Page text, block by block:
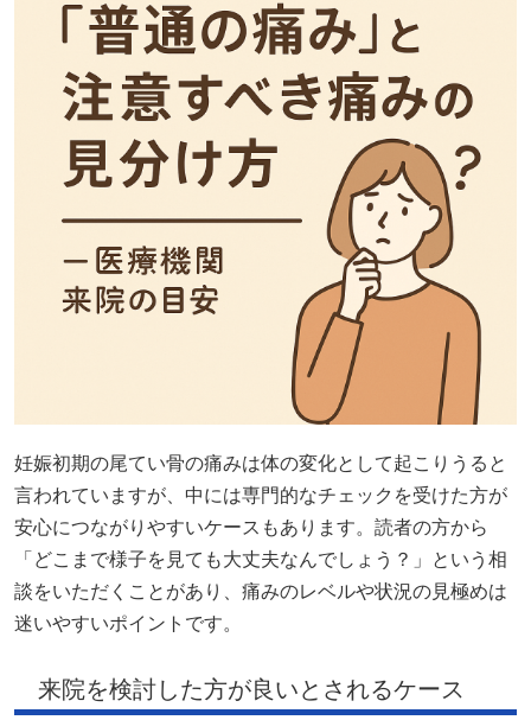
妊娠初期の尾てい骨の痛みは体の変化として起こりうると
言われていますが、中には専門的なチェックを受けた方が
安心につながりやすいケースもあります。読者の方から
「どこまで様子を見ても大丈夫なんでしょう？」という相
談をいただくことがあり、痛みのレベルや状況の見極めは
迷いやすいポイントです。
来院を検討した方が良いとされるケース